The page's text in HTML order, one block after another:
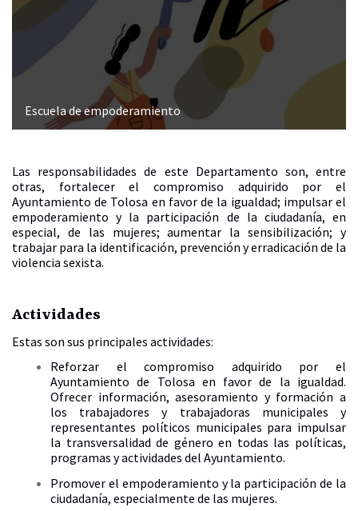
Escuela de empoderamiento
Las responsabilidades de este Departamento son, entre
otras, fortalecer el compromiso adquirido por el
Ayuntamiento de Tolosa en favor de la igualdad; impulsar el
empoderamiento y la participación de la ciudadanía, en
especial, de las mujeres; aumentar la sensibilización; y
trabajar para la identificación, prevención y erradicación de la
violencia sexista.
Actividades
Estas son sus principales actividades:
Reforzar el compromiso adquirido por el
Ayuntamiento de Tolosa en favor de la igualdad.
Ofrecer información, asesoramiento y formación a
los trabajadores y trabajadoras municipales y
representantes políticos municipales para impulsar
la transversalidad de género en todas las políticas,
programas y actividades del Ayuntamiento.
Promover el empoderamiento y la participación de la
ciudadanía, especialmente de las mujeres.